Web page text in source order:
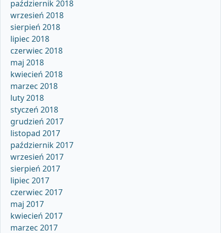
październik 2018
wrzesień 2018
sierpień 2018
lipiec 2018
czerwiec 2018
maj 2018
kwiecień 2018
marzec 2018
luty 2018
styczeń 2018
grudzień 2017
listopad 2017
październik 2017
wrzesień 2017
sierpień 2017
lipiec 2017
czerwiec 2017
maj 2017
kwiecień 2017
marzec 2017